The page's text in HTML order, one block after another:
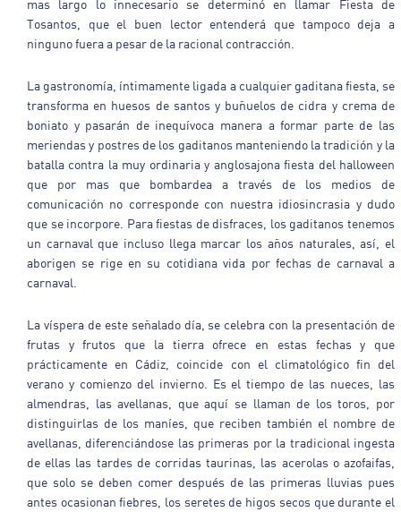
mas largo lo innecesario se determinó en llamar Fiesta de
Tosantos, que el buen lector entenderá que tampoco deja a
ninguno fuera a pesar de la racional contracción.
La gastronomía, íntimamente ligada a cualquier gaditana fiesta, se
transforma en huesos de santos y buñuelos de cidra y crema de
boniato y pasarán de inequívoca manera a formar parte de las
meriendas y postres de los gaditanos manteniendo la tradición y la
batalla contra la muy ordinaria y anglosajona fiesta del halloween
que por mas que bombardea a través de los medios de
comunicación no corresponde con nuestra idiosincrasia y dudo
que se incorpore. Para fiestas de disfraces, los gaditanos tenemos
un carnaval que incluso llega marcar los años naturales, así, el
aborigen se rige en su cotidiana vida por fechas de carnaval a
carnaval.
La víspera de este señalado día, se celebra con la presentación de
frutas y frutos que la tierra ofrece en estas fechas y que
prácticamente en Cádiz, coincide con el climatológico fin del
verano y comienzo del invierno. Es el tiempo de las nueces, las
almendras, las avellanas, que aquí se llaman de los toros, por
distinguirlas de los maníes, que reciben también el nombre de
avellanas, diferenciándose las primeras por la tradicional ingesta
de ellas las tardes de corridas taurinas, las acerolas o azofaifas,
que solo se deben comer después de las primeras lluvias pues
antes ocasionan fiebres, los seretes de higos secos que durante el